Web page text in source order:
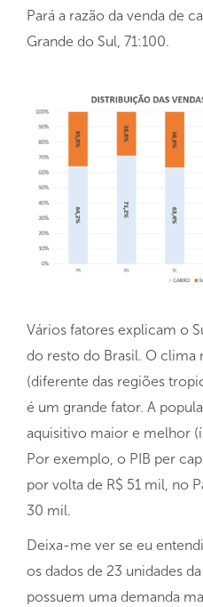
Pará a razão da venda de
Grande do Sul, 71:100.
Vários fatores explicam o
do resto do Brasil. O clima
(diferente das regiões
é um grande fator. A
aquisitivo maior e melhor
Por exemplo, o PIB per
por volta de R$ 51 mil, no
30 mil.
Deixa-me ver se eu
os dados de 23 unidades
possuem uma demanda